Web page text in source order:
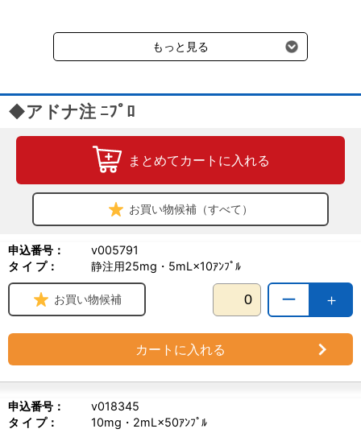
受けます。
もっと見る
◆アドナ注 ﾆﾌﾟﾛ
まとめてカートに入れる
お買い物候補（すべて）
申込番号：
v005791
タ イ プ：
静注用25mg・5mL×10ｱﾝﾌﾟﾙ
＋
ー
お買い物候補
カートに入れる
申込番号：
v018345
タ イ プ：
10mg・2mL×50ｱﾝﾌﾟﾙ